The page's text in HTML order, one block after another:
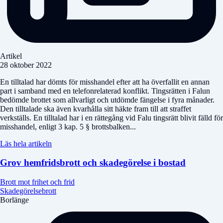
Artikel
28 oktober 2022
En tilltalad har dömts för misshandel efter att ha överfallit en annan
part i samband med en telefonrelaterad konflikt. Tingsrätten i Falun
bedömde brottet som allvarligt och utdömde fängelse i fyra månader.
Den tilltalade ska även kvarhålla sitt häkte fram till att straffet
verkställs. En tilltalad har i en rättegång vid Falu tingsrätt blivit fälld för
misshandel, enligt 3 kap. 5 § brottsbalken...
Läs hela artikeln
Grov hemfridsbrott och skadegörelse i bostad
Brott mot frihet och frid
Skadegörelsebrott
Borlänge